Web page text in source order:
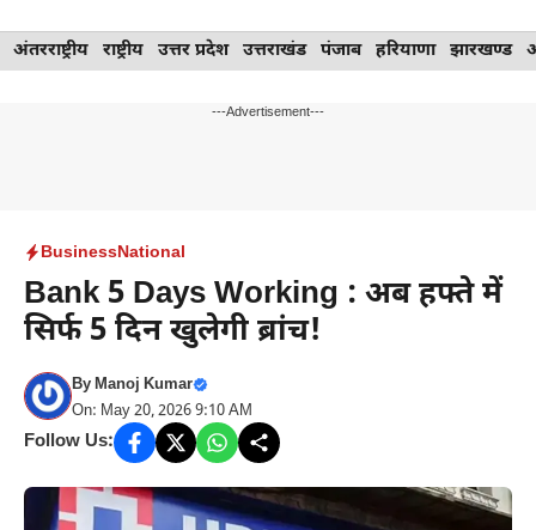
Skip
to
अंतरराष्ट्रीय राष्ट्रीय उत्तर प्रदेश उत्तराखंड पंजाब हरियाणा झारखण्ड
---Advertisement---
BusinessNational
Bank 5 Days Working : अब हफ्ते में
सिर्फ 5 दिन खुलेगी ब्रांच!
ByManoj Kumar
On: May 20, 2026 9:10 AM
Follow Us: